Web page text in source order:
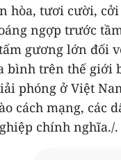
hòa, tươi cười,
ngợp trước
gương lớn đối
bình trên thế giới
phóng ở Việt
cách mạng, các
chính nghĩa./.